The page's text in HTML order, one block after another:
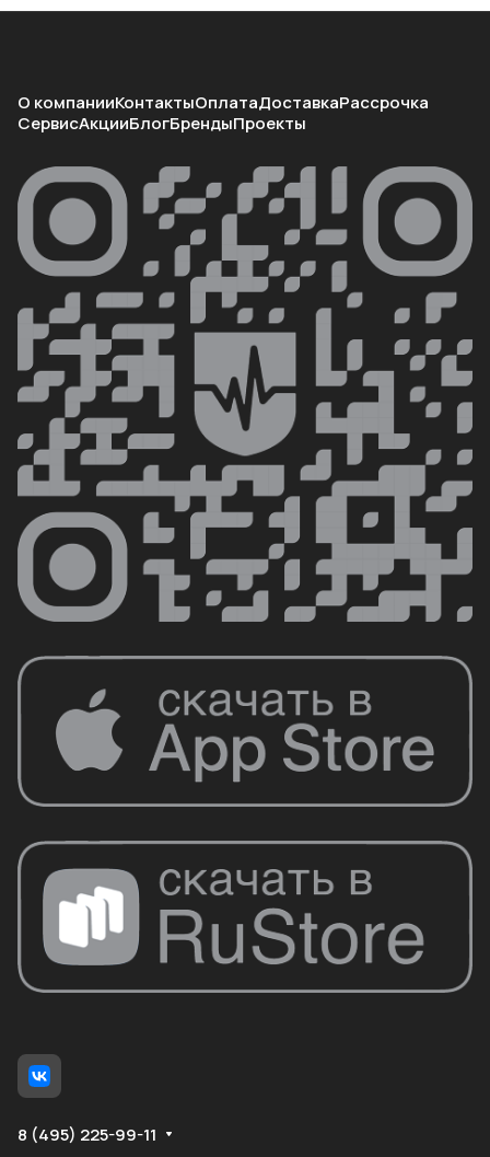
О компанииКонтактыОплатаДоставкаРассрочка
СервисАкцииБлогБрендыПроекты
8 (495) 225-99-11